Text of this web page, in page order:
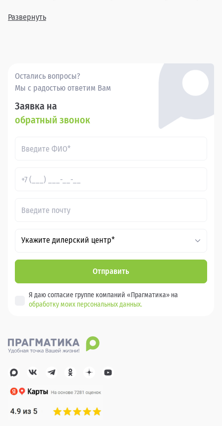
под любые потребности. Покупая бу Форд Мондео в
Великих Луках через Прагматика, вы получаете надежный
Развернуть
Остались вопросы?
Мы с радостью ответим Вам
Заявка на
обратный звонок
Укажите дилерский центр*
Отправить
Я даю согласие группе компаний «Прагматика» на
обработку моих персональных данных.